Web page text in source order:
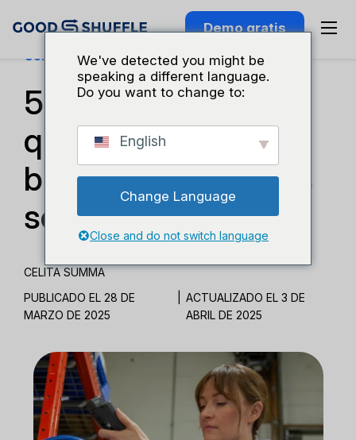
Demo gratis
Conocimiento Del Sector
5 razones por las
que los códigos de
barras tradicionales
se quedan cortos
CELITA SUMMA
PUBLICADO EL 28 DE
MARZO DE 2025
ACTUALIZADO EL 3 DE
ABRIL DE 2025
We've detected you might be
speaking a different language.
Do you want to change to:
English
Change Language
Close and do not switch language